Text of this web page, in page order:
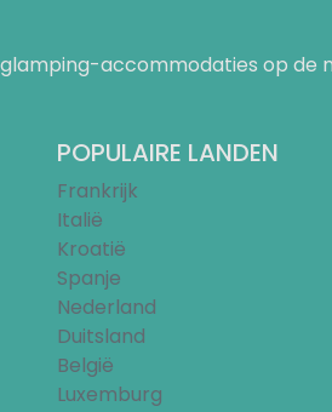
accommodaties op de
POPULAIRE LANDEN
Frankrijk
Italië
Kroatië
Spanje
Nederland
Duitsland
België
Luxemburg